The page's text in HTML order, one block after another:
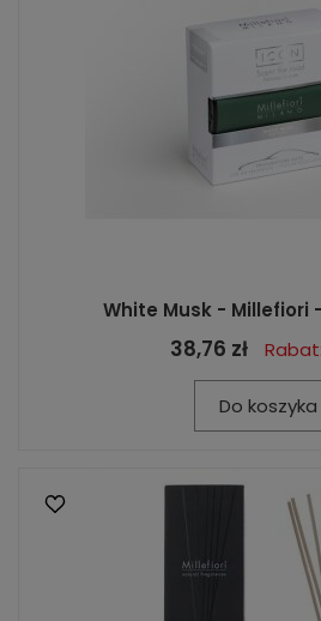
White Musk - Millefiori
38,76 zł
Do koszyka